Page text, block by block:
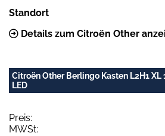
Standort
Details zum Citroën Other
Citroën Other Berlingo Kasten L2H1 XL
LED
Preis:
MWSt: